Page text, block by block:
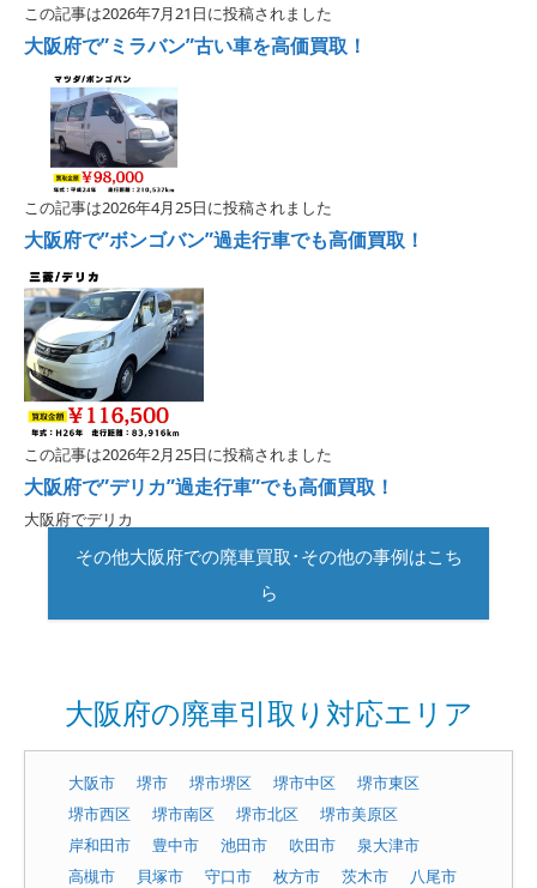
この記事は2026年7月21日に投稿されました
大阪府で”ミラバン”古い車を高価買取！
この記事は2026年4月25日に投稿されました
大阪府で”ボンゴバン”過走行車でも高価買取！
この記事は2026年2月25日に投稿されました
大阪府で”デリカ”過走行車”でも高価買取！
大阪府でデリカ
その他大阪府での廃車買取･その他の事例はこち
ら
大阪府の廃車引取り対応エリア
大阪市 堺市 堺市堺区 堺市中区
堺市東区
堺市西区
堺市南区 堺市北区
堺市美原区
岸和田市
豊中市 池田市 吹田市
泉大津市
高槻市
貝塚市 守口市 枚方市 茨木市
八尾市